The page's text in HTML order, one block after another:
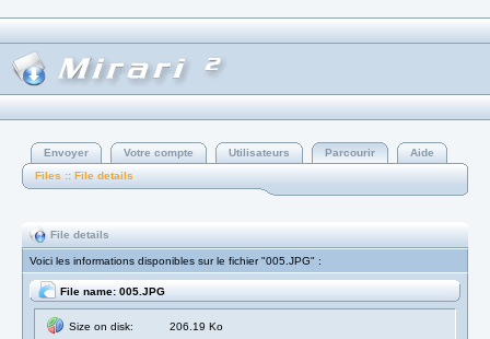
Envoyer Votre compte Utilisateurs Parcourir
Aide
Files :: File details
File details
Voici les informations disponibles sur le fichier "005.JPG" :
File name: 005.JPG
Size on disk:
206.19 Ko